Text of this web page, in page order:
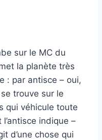
sur le MC du
la planète très
: par antisce – oui,
trouve sur le
qui véhicule toute
indique –
d’une chose qui